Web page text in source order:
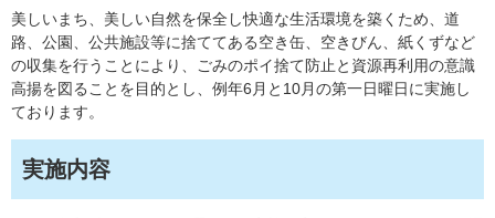
美しいまち、美しい自然を保全し快適な生活環境を築くため、道
路、公園、公共施設等に捨ててある空き缶、空きびん、紙くずなど
の収集を行うことにより、ごみのポイ捨て防止と資源再利用の意識
高揚を図ることを目的とし、例年6月と10月の第一日曜日に実施し
ております。
実施内容